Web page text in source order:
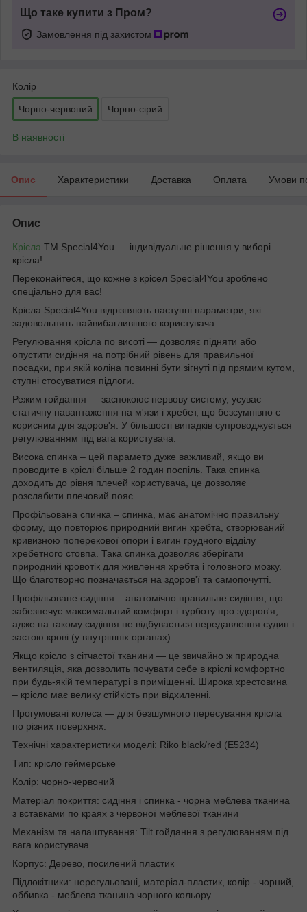
Що таке купити з Пром?
Замовлення під захистом
Колір
Чорно-червоний Чорно-сірий
В наявності
Опис Характеристики Доставка Оплата Умови
Опис
Крісла ТМ Special4You — індивідуальне рішення у виборі
крісла!
Переконайтеся, що кожне з крісел Special4You зроблено
спеціально для вас!
Крісла Special4You відрізняють наступні параметри, які
задовольнять найвибагливішого користувача:
Регулювання крісла по висоті — дозволяє підняти або
опустити сидіння на потрібний рівень для правильної
посадки, при якій коліна повинні бути зігнуті під прямим кутом,
ступні стосуватися підлоги.
Режим гойдання — заспокоює нервову систему, усуває
статичну навантаження на м'язи і хребет, що безсумнівно є
корисним для здоров'я. У більшості випадків супроводжується
регулюванням під вага користувача.
Висока спинка – цей параметр дуже важливий, якщо ви
проводите в кріслі більше 2 годин поспіль. Така спинка
доходить до рівня плечей користувача, це дозволяє
розслабити плечовий пояс.
Профільована спинка – спинка, має анатомічно правильну
форму, що повторює природний вигин хребта, створюваний
кривизною поперекової опори і вигин грудного відділу
хребетного стовпа. Така спинка дозволяє зберігати
природний кровотік для живлення хребта і головного мозку.
Що благотворно позначається на здоров'ї та самопочутті.
Профільоване сидіння – анатомічно правильне сидіння, що
забезпечує максимальний комфорт і турботу про здоров'я,
адже на такому сидіння не відбувається передавлення судин і
застою крові (у внутрішніх органах).
Якщо крісло з сітчастої тканини — це звичайно ж природна
вентиляція, яка дозволить почувати себе в кріслі комфортно
при будь-якій температурі в приміщенні. Широка хрестовина
– крісло має велику стійкість при відхиленні.
Прогумовані колеса — для безшумного пересування крісла
по різних поверхнях.
Технічні характеристики моделі: Riko black/red (E5234)
Тип: крісло геймерське
Колір: чорно-червоний
Матеріал покриття: сидіння і спинка - чорна меблева тканина
з вставками по краях з червоної меблевої тканини
Механізм та налаштування: Tilt гойдання з регулюванням під
вага користувача
Корпус: Дерево, посилений пластик
Підлокітники: нерегульовані, матеріал-пластик, колір - чорний,
оббивка - меблева тканина чорного кольору.